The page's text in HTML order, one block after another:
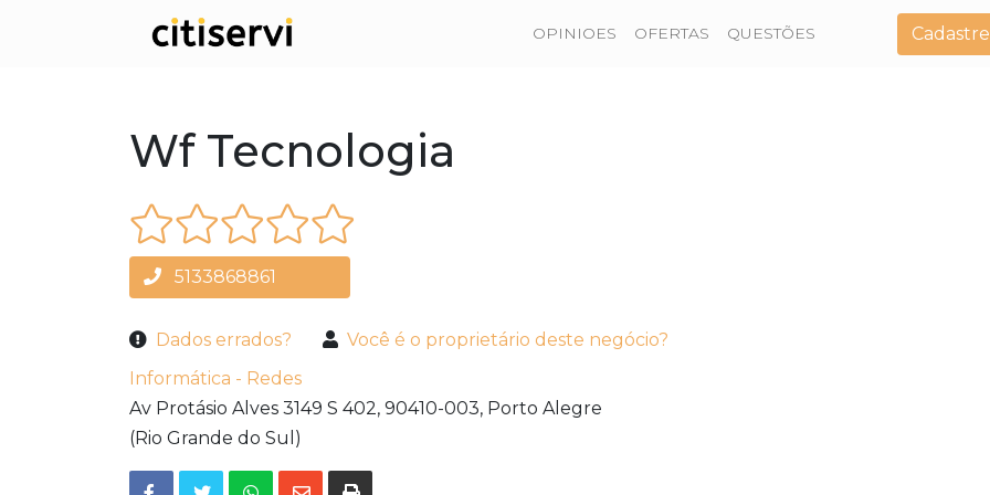
OPINIOES OFERTAS QUESTÕES
Wf Tecnologia
5133868861
Dados errados?
Você é o proprietário deste negócio?
Informática - Redes
Av Protásio Alves 3149 S 402, 90410-003, Porto Alegre
(Rio Grande do Sul)